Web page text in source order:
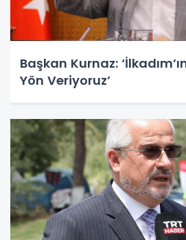
Başkan Kurnaz:
Yön Veriyoruz’